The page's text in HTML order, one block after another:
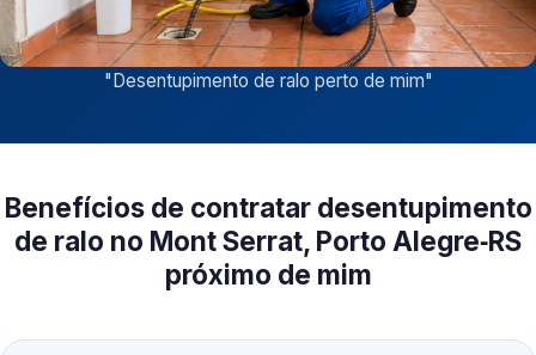
"Desentupimento de ralo perto de mim"
Benefícios de contratar desentupimento
de ralo no Mont Serrat, Porto Alegre‑RS
próximo de mim